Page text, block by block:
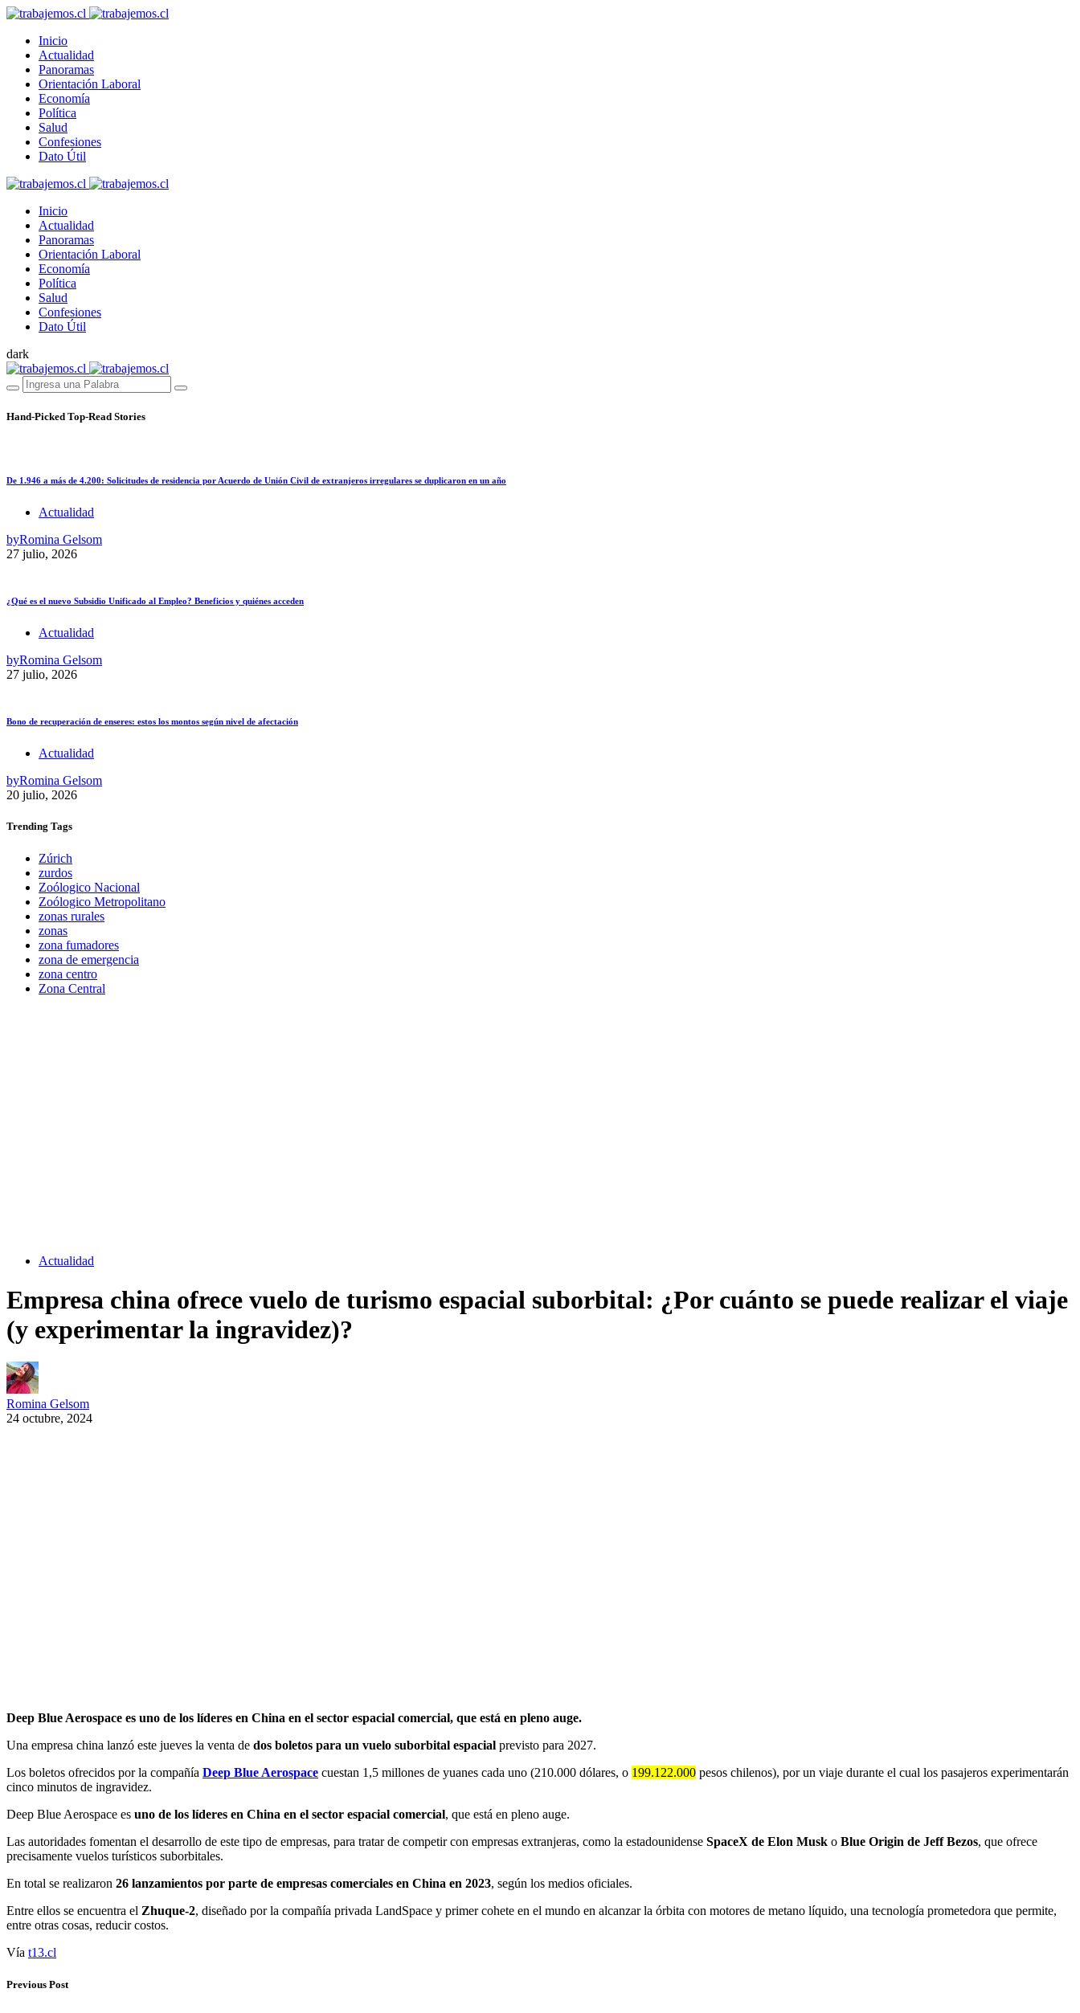
Inicio
Actualidad
Panoramas
Orientación Laboral
Economía
Política
Salud
Confesiones
Dato Útil
Inicio
Actualidad
Panoramas
Orientación Laboral
Economía
Política
Salud
Confesiones
Dato Útil
dark
Hand-Picked Top-Read Stories
De 1.946 a más de 4.200: Solicitudes de residencia por Acuerdo de Unión Civil de extranjeros irregulares se duplicaron en un año
Actualidad
byRomina Gelsom
27 julio, 2026
¿Qué es el nuevo Subsidio Unificado al Empleo? Beneficios y quiénes acceden
Actualidad
byRomina Gelsom
27 julio, 2026
Bono de recuperación de enseres: estos los montos según nivel de afectación
Actualidad
byRomina Gelsom
20 julio, 2026
Trending Tags
Zúrich
zurdos
Zoólogico Nacional
Zoólogico Metropolitano
zonas rurales
zonas
zona fumadores
zona de emergencia
zona centro
Zona Central
Actualidad
Empresa china ofrece vuelo de turismo espacial suborbital: ¿Por cuánto se puede realizar el viaje
(y experimentar la ingravidez)?
Romina Gelsom
24 octubre, 2024
Deep Blue Aerospace es uno de los líderes en China en el sector espacial comercial, que está en pleno auge.
Una empresa china lanzó este jueves la venta de dos boletos para un vuelo suborbital espacial previsto para 2027.
Los boletos ofrecidos por la compañía Deep Blue Aerospace cuestan 1,5 millones de yuanes cada uno (210.000 dólares, o 199.122.000 pesos chilenos), por un viaje durante el cual los pasajeros experimentarán
cinco minutos de ingravidez.
Deep Blue Aerospace es uno de los líderes en China en el sector espacial comercial, que está en pleno auge.
Las autoridades fomentan el desarrollo de este tipo de empresas, para tratar de competir con empresas extranjeras, como la estadounidense SpaceX de Elon Musk o Blue Origin de Jeff Bezos, que ofrece
precisamente vuelos turísticos suborbitales.
En total se realizaron 26 lanzamientos por parte de empresas comerciales en China en 2023, según los medios oficiales.
Entre ellos se encuentra el Zhuque-2, diseñado por la compañía privada LandSpace y primer cohete en el mundo en alcanzar la órbita con motores de metano líquido, una tecnología prometedora que permite,
entre otras cosas, reducir costos.
Vía t13.cl
Previous Post